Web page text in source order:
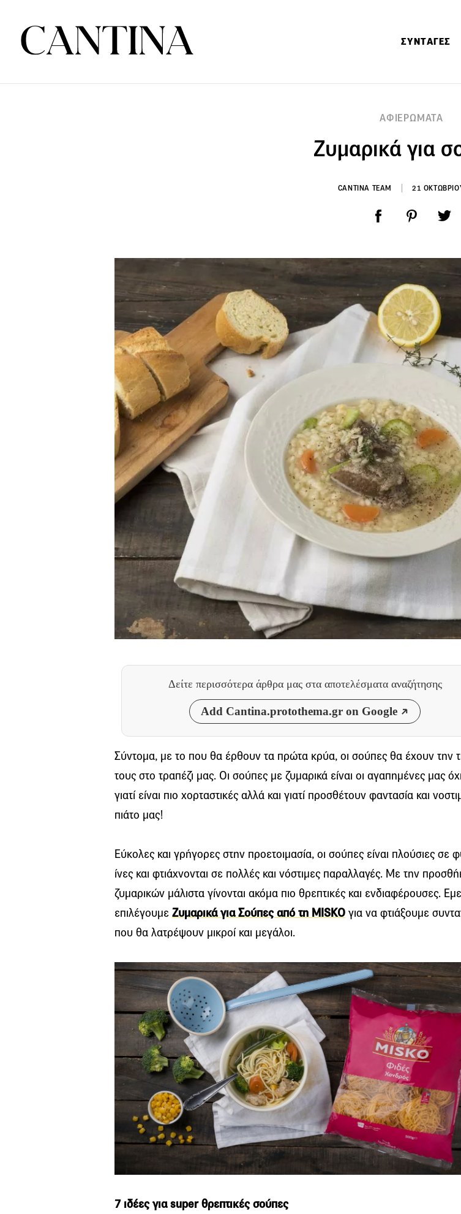
ΣΥΝΤΑΓΕΣ
ΑΦΙΕΡΩΜΑΤΑ
Ζυμαρικά για
CANTINA TEAM 21
Δείτε περισσότερα άρθρα μας στα αποτελέσματα αναζήτησης
Add Cantina.protothema.gr on Google
Σύντομα, με το που θα έρθουν τα πρώτα κρύα, οι σούπες θα έχουν την
τους στο τραπέζι μας. Οι σούπες με ζυμαρικά είναι οι αγαπημένες μας
γιατί είναι πιο χορταστικές αλλά και γιατί προσθέτουν φαντασία και
πιάτο μας!
Εύκολες και γρήγορες στην προετοιμασία, οι σούπες είναι πλούσιες σε
ίνες και φτιάχνονται σε πολλές και νόστιμες παραλλαγές. Με την
ζυμαρικών μάλιστα γίνονται ακόμα πιο θρεπτικές και ενδιαφέρουσες.
επιλέγουμε Ζυμαρικά για Σούπες από τη MISKO για να φτιάξουμε
που θα λατρέψουν μικροί και μεγάλοι.
7 ιδέες για super θρεπτικές σούπες